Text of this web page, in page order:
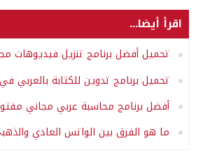
اقرأ أيضا...
تحميل أفضل برنامج تنزيل فيديوهات
تحميل برنامج تدوين للكتابة بالعربي
أفضل برنامج محاسبة عربي مجاني
ما هو الفرق بين الواتس العادي